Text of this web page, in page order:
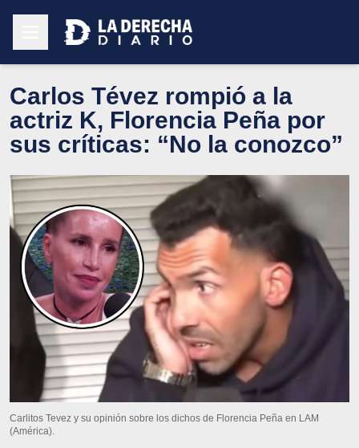
Carlos Tévez rompió a la
actriz K, Florencia Peña por
sus críticas: “No la conozco”
Carlitos Tevez y su opinión sobre los dichos de Florencia Peña en LAM
(América).